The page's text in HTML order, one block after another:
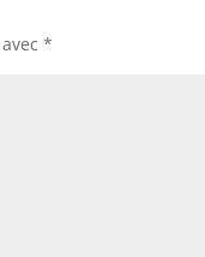
avec*